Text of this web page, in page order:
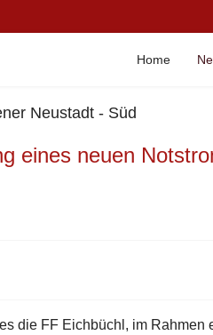
Home
Neustadt - Süd
eines neuen
die FF Eichbüchl, im Rahmen